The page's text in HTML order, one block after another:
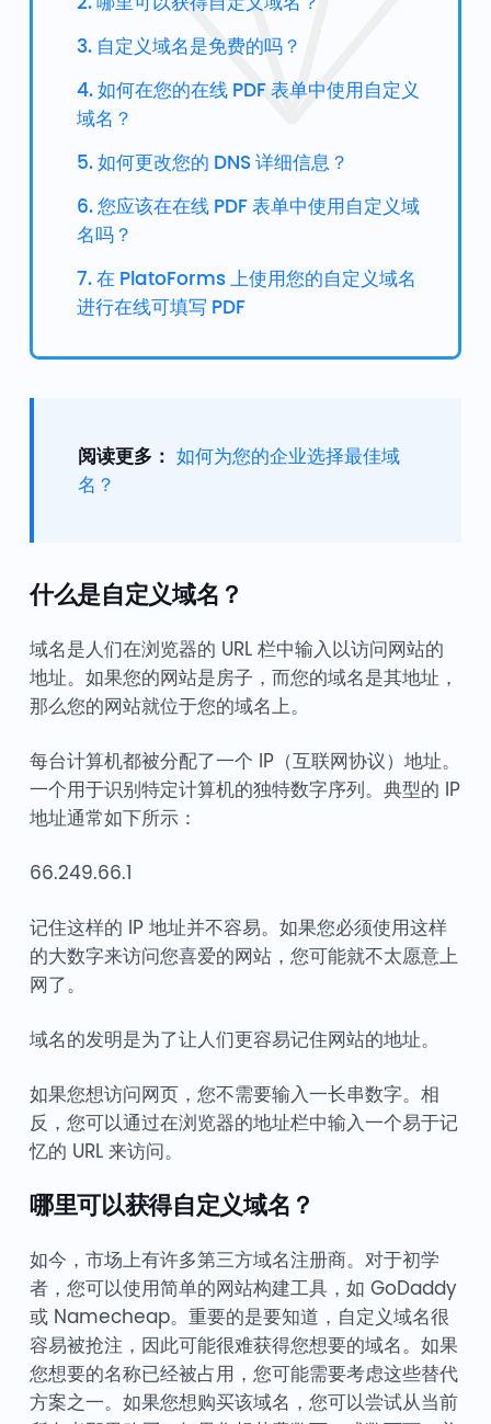
3. 自定义域名是免费的吗？
4. 如何在您的在线 PDF 表单中使用自定义
域名？
5. 如何更改您的 DNS 详细信息？
6. 您应该在在线 PDF 表单中使用自定义域
名吗？
7. 在 PlatoForms 上使用您的自定义域名
进行在线可填写 PDF
阅读更多： 如何为您的企业选择最佳域
名？
什么是自定义域名？
域名是人们在浏览器的 URL 栏中输入以访问网站的
地址。如果您的网站是房子，而您的域名是其地址，
那么您的网站就位于您的域名上。
每台计算机都被分配了一个 IP（互联网协议）地址。
一个用于识别特定计算机的独特数字序列。典型的 IP
地址通常如下所示：
66.249.66.1
记住这样的 IP 地址并不容易。如果您必须使用这样
的大数字来访问您喜爱的网站，您可能就不太愿意上
网了。
域名的发明是为了让人们更容易记住网站的地址。
如果您想访问网页，您不需要输入一长串数字。相
反，您可以通过在浏览器的地址栏中输入一个易于记
忆的 URL 来访问。
哪里可以获得自定义域名？
如今，市场上有许多第三方域名注册商。对于初学
者，您可以使用简单的网站构建工具，如 GoDaddy
或 Namecheap。重要的是要知道，自定义域名很
容易被抢注，因此可能很难获得您想要的域名。如果
您想要的名称已经被占用，您可能需要考虑这些替代
方案之一。如果您想购买该域名，您可以尝试从当前